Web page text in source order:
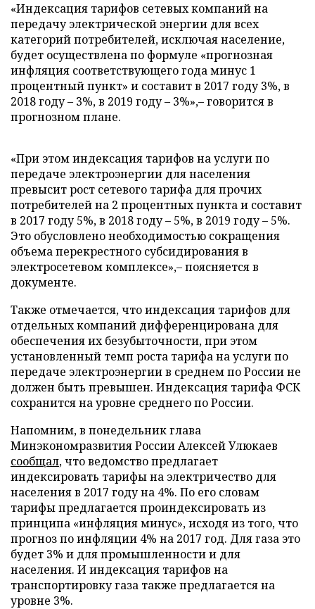
«Индексация тарифов сетевых компаний на
передачу электрической энергии для всех
категорий потребителей, исключая население,
будет осуществлена по формуле «прогнозная
инфляция соответствующего года минус 1
процентный пункт» и составит в 2017 году 3%, в
2018 году – 3%, в 2019 году – 3%»,– говорится в
прогнозном плане.
«При этом индексация тарифов на услуги по
передаче электроэнергии для населения
превысит рост сетевого тарифа для прочих
потребителей на 2 процентных пункта и составит
в 2017 году 5%, в 2018 году – 5%, в 2019 году – 5%.
Это обусловлено необходимостью сокращения
объема перекрестного субсидирования в
электросетевом комплексе»,– поясняется в
документе.
Также отмечается, что индексация тарифов для
отдельных компаний дифференцирована для
обеспечения их безубыточности, при этом
установленный темп роста тарифа на услуги по
передаче электроэнергии в среднем по России не
должен быть превышен. Индексация тарифа ФСК
сохранится на уровне среднего по России.
Напомним, в понедельник глава
Минэкономразвития России Алексей Улюкаев
сообщал, что ведомство предлагает
индексировать тарифы на электричество для
населения в 2017 году на 4%. По его словам
тарифы предлагается проиндексировать из
принципа «инфляция минус», исходя из того, что
прогноз по инфляции 4% на 2017 год. Для газа это
будет 3% и для промышленности и для
населения. И индексация тарифов на
транспортировку газа также предлагается на
уровне 3%.